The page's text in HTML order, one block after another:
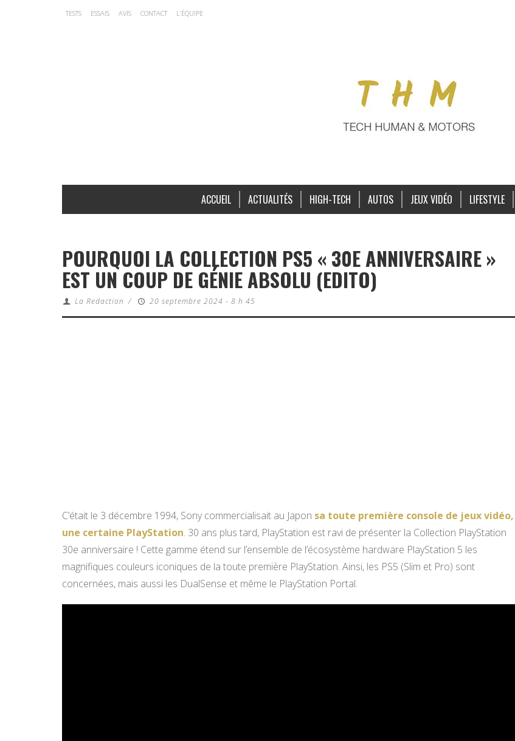
TESTS ESSAIS AVIS CONTACT L’ÉQUIPE
ACCUEIL ACTUALITÉS HIGH-TECH AUTOS JEUX VIDÉO LIFESTYLE
POURQUOI LA COLLECTION PS5 « 30E ANNIVERSAIRE »
EST UN COUP DE GÉNIE ABSOLU (EDITO)
La Redaction / 20 septembre 2024 - 8 h 45
C’était le 3 décembre 1994, Sony commercialisait au Japon sa toute première console de jeux vidéo,
une certaine PlayStation. 30 ans plus tard, PlayStation est ravi de présenter la Collection PlayStation
30e anniversaire ! Cette gamme étend sur l’ensemble de l’écosystème hardware PlayStation 5 les
magnifiques couleurs iconiques de la toute première PlayStation. Ainsi, les PS5 (Slim et Pro) sont
concernées, mais aussi les DualSense et même le PlayStation Portal.